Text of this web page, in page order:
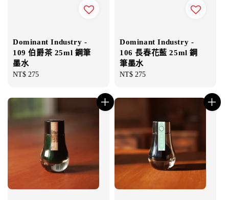
Dominant Industry -
109 伯爵茶 25ml 鋼筆
墨水
Regular
NT$ 275
Dominant Industry -
106 長春花藍 25ml 鋼
筆墨水
Regular
NT$ 275